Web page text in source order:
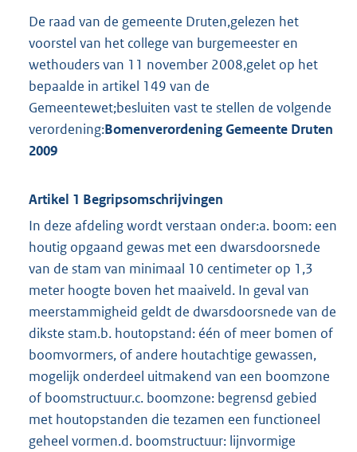
De raad van de gemeente Druten,gelezen het
voorstel van het college van burgemeester en
wethouders van 11 november 2008,gelet op het
bepaalde in artikel 149 van de
Gemeentewet;besluiten vast te stellen de volgende
verordening:Bomenverordening Gemeente Druten
2009
Artikel 1 Begripsomschrijvingen
In deze afdeling wordt verstaan onder:a. boom: een
houtig opgaand gewas met een dwarsdoorsnede
van de stam van minimaal 10 centimeter op 1,3
meter hoogte boven het maaiveld. In geval van
meerstammigheid geldt de dwarsdoorsnede van de
dikste stam.b. houtopstand: één of meer bomen of
boomvormers, of andere houtachtige gewassen,
mogelijk onderdeel uitmakend van een boomzone
of boomstructuur.c. boomzone: begrensd gebied
met houtopstanden die tezamen een functioneel
geheel vormen.d. boomstructuur: lijnvormige